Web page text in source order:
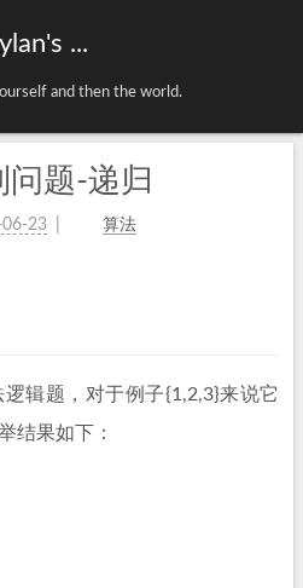
...
and then the world.
问题-递归
23 算法
辑题，对于例子{1,2,3}来说它
结果如下：